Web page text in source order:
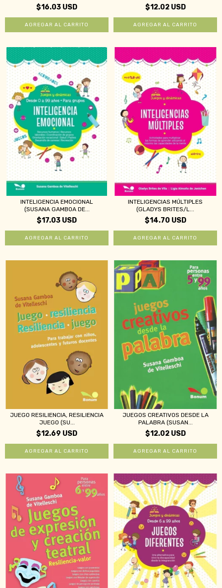
$16.03 USD $12.02 USD
INTELIGENCIA EMOCIONAL
(SUSANA GAMBOA DE...
$17.03 USD
INTELIGENCIAS MÚLTIPLES
(GLADYS BRITES/L...
$14.70 USD
JUEGO RESILIENCIA, RESILIENCIA
JUEGO (SU...
$12.69 USD
JUEGOS CREATIVOS DESDE LA
PALABRA (SUSAN...
$12.02 USD